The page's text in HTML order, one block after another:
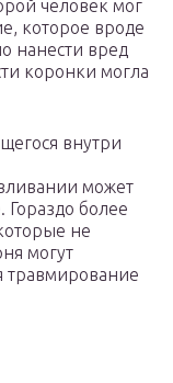
человек мог
которое вроде
нанести вред
коронки могла
внутри
может
Гораздо более
не
могут
травмирование